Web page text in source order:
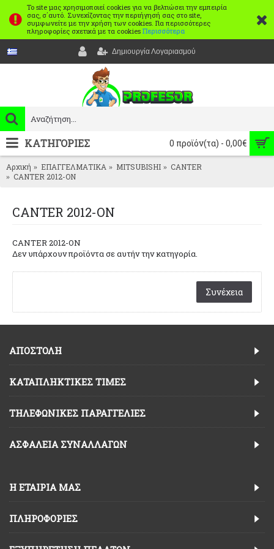
Το site μας χρησιμοποιεί cookies για να βελτιώσει την εμπειρία
σας, σ΄αυτό. Συνεχίζοντας την περιήγησή σας στο site,
συμφωνείτε με την χρήση των cookies. Για περισσότερες
πληροφορίες σχετικά με τα cookies Περισσότερα
Δημιουργία Λογαριασμού
0 προϊόν(τα) - 0,00€
ΚΑΤΗΓΟΡΙΕΣ
Αρχική ΕΠΑΓΓΕΛΜΑΤΙΚΑ MITSUBISHI
CANTER
CANTER 2012-ON
CANTER 2012-ON
CANTER 2012-ON
Δεν υπάρχουν προϊόντα σε αυτήν την κατηγορία.
Συνέχεια
ΑΠΟΣΤΟΛΗ
ΚΑΤΑΠΛΗΚΤΙΚΈΣ ΤΙΜΈΣ
TΗΛΕΦΩΝΙΚΈΣ ΠΑΡΑΓΓΕΛΊΕΣ
ΑΣΦΆΛΕΙΑ ΣΥΝΑΛΛΑΓΏΝ
Η ΕΤΑΙΡΊΑ ΜΑΣ
ΠΛΗΡΟΦΟΡΊΕΣ